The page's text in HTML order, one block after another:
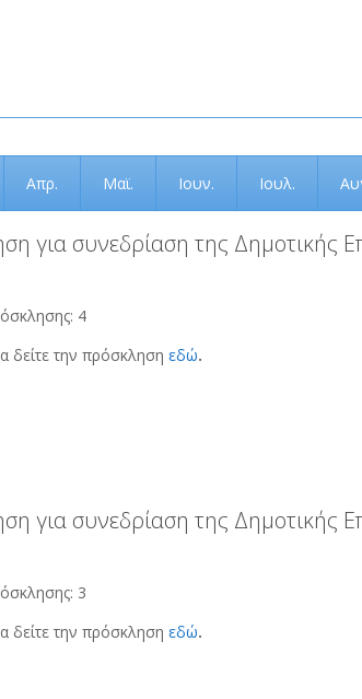
Απρ. Μαϊ. Ιουν. Ιουλ.
για συνεδρίαση της Δημοτικής
4
δείτε την πρόσκλησηεδώ.
για συνεδρίαση της Δημοτικής
3
δείτε την πρόσκλησηεδώ.